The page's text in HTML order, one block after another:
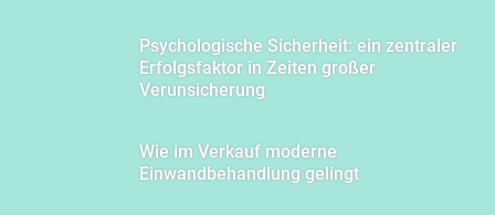
Psychologische Sicherheit: ein zentraler
Erfolgsfaktor in Zeiten großer
Verunsicherung
Wie im Verkauf moderne
Einwandbehandlung gelingt